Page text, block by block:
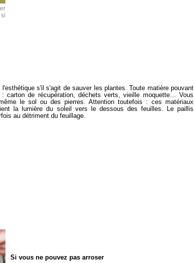
s'il s'agit de sauver les plantes. Toute matière pouvant
carton de récupération, déchets verts, vieille moquette… Vous
le sol ou des pierres. Attention toutefois : ces matériaux
la lumière du soleil vers le dessous des feuilles. Le paillis
au détriment du feuillage.
Si vous ne pouvez pas arroser